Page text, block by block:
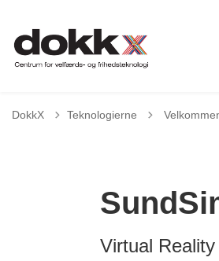
DokkX Teknologierne Tilbage til
Virtual